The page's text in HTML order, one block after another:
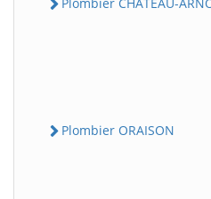
Plombier ORAISON